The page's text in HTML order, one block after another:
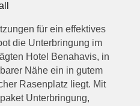
für ein effektives
die Unterbringung im
Hotel Benahavis, in
Nähe ein in gutem
Rasenplatz liegt. Mit
Unterbringung,